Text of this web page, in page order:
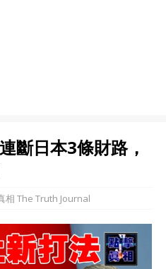
斷日本3條財路，
相 The Truth Journal